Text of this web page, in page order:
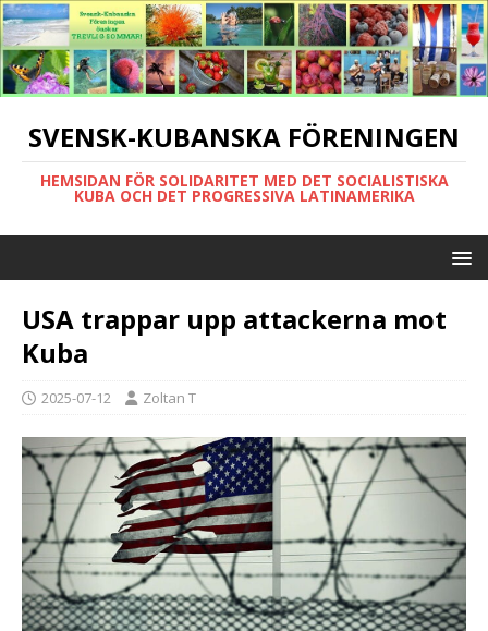
SVENSK-KUBANSKA FÖRENINGEN
HEMSIDAN FÖR SOLIDARITET MED DET SOCIALISTISKA
KUBA OCH DET PROGRESSIVA LATINAMERIKA
USA trappar upp attackerna mot
Kuba
2025-07-12 Zoltan T